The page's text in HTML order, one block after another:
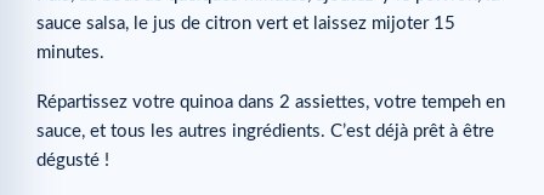
sauce salsa, le jus de citron vert et laissez mijoter 15
minutes.
Répartissez votre quinoa dans 2 assiettes, votre tempeh en
sauce, et tous les autres ingrédients. C’est déjà prêt à être
dégusté !